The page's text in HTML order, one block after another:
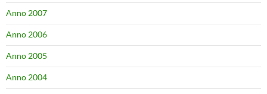
Anno 2007
Anno 2006
Anno 2005
Anno 2004